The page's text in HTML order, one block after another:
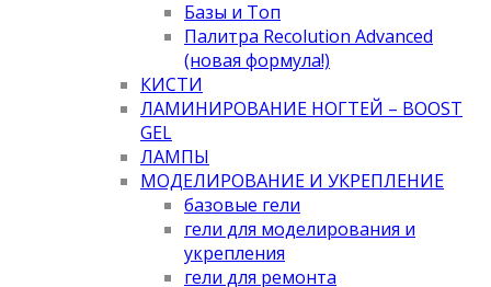
Базы и Топ
Палитра Recolution Advanced
(новая формула!)
КИСТИ
ЛАМИНИРОВАНИЕ НОГТЕЙ – BOOST
GEL
ЛАМПЫ
МОДЕЛИРОВАНИЕ И УКРЕПЛЕНИЕ
базовые гели
гели для моделирования и
укрепления
гели для ремонта